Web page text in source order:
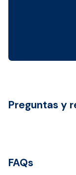
Preguntas y
FAQs